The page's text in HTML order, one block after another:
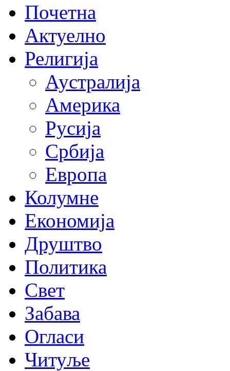
Почетна
Актуелно
Религија
Аустралија
Америка
Русија
Србија
Европа
Колумне
Економија
Друштво
Политика
Свет
Забава
Огласи
Читуље